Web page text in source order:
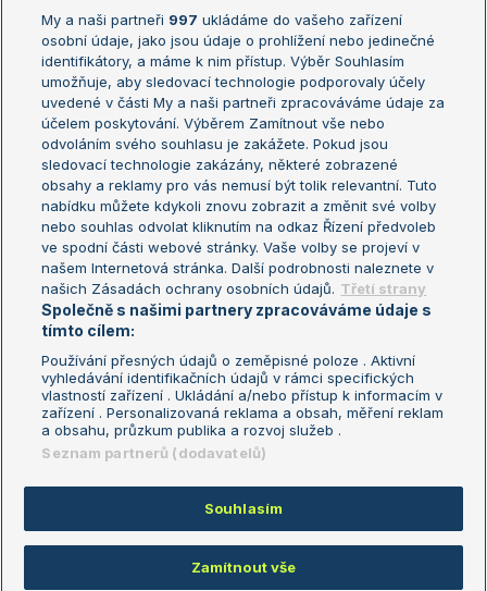
Žebříček ATP (muži)
Žebříček WTA (ženy)
Sázkařský žebříček
Australian Open
French Open
Wimbledon
US Open
Turnaj mistrů
Turnaj mistryň
Aktualní trendy
Fotbalové přestupy
Livesport Daily
LS Prague Open
Podmínky užití
Nastavení soukromí
GDPR a žurnalistika
Reklama
Kontakt
Informace o zpracování osobních
údajů
Copyright © 2008-2026 TenisPortal.cz. Využíváme zpravodajství ČTK.
My a naši partneři 997 ukládáme do vašeho zařízení
osobní údaje, jako jsou údaje o prohlížení nebo jedinečné
identifikátory, a máme k nim přístup. Výběr Souhlasím
umožňuje, aby sledovací technologie podporovaly účely
uvedené v části My a naši partneři zpracováváme údaje za
účelem poskytování. Výběrem Zamítnout vše nebo
odvoláním svého souhlasu je zakážete. Pokud jsou
sledovací technologie zakázány, některé zobrazené
obsahy a reklamy pro vás nemusí být tolik relevantní. Tuto
nabídku můžete kdykoli znovu zobrazit a změnit své volby
nebo souhlas odvolat kliknutím na odkaz Řízení předvoleb
ve spodní části webové stránky. Vaše volby se projeví v
našem Internetová stránka. Další podrobnosti naleznete v
našich Zásadách ochrany osobních údajů. Třetí strany
Společně s našimi partnery zpracováváme údaje s
tímto cílem:
Používání přesných údajů o zeměpisné poloze . Aktivní
vyhledávání identifikačních údajů v rámci specifických
vlastností zařízení . Ukládání a/nebo přístup k informacím v
zařízení . Personalizovaná reklama a obsah, měření reklam
a obsahu, průzkum publika a rozvoj služeb .
Seznam partnerů (dodavatelů)
Souhlasím
Zamítnout vše